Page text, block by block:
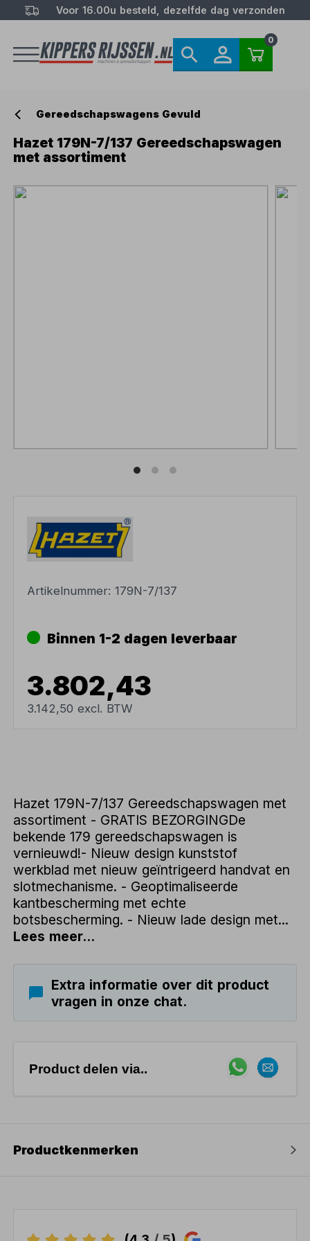
Voor 16.00u besteld, dezelfde dag verzonden
0
Gereedschapswagens Gevuld
Hazet 179N-7/137 Gereedschapswagen
met assortiment
Artikelnummer:179N-7/137
Binnen 1-2 dagen leverbaar
3.802,43
3.142,50 excl. BTW
Hazet 179N-7/137 Gereedschapswagen met
assortiment - GRATIS BEZORGINGDe
bekende 179 gereedschapswagen is
vernieuwd!- Nieuw design kunststof
werkblad met nieuw geïntrigeerd handvat en
slotmechanisme. - Geoptimaliseerde
kantbescherming met echte
botsbescherming. - Nieuw lade design met...
Lees meer...
Extra informatie over dit product
vragen in onze chat.
Product delen via..
Productkenmerken